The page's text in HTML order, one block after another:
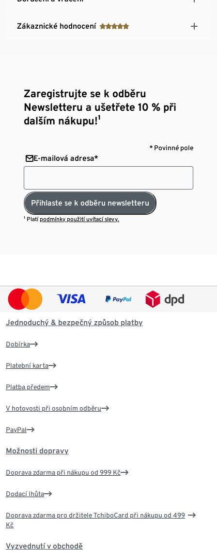
Zákaznické hodnocení
Zaregistrujte se k odběru
Newsletteru a ušetřete 10 % při
dalším nákupu!¹
* Povinné pole
E-mailová adresa*
Přihlaste se k odběru newsletteru
¹ Platí podmínky použití uvítací slevy.
Jednoduchý & bezpečný způsob platby
Dobírka
Platební karta
Platba předem
V hotovosti při osobním odběru
PayPal
Možnosti dopravy
Doprava zdarma při nákupu od 999 Kč
Dodací lhůta
Doprava zdarma pro držitele TchiboCard při nákupu od 499
Kč
Vyzvednutí v obchodě